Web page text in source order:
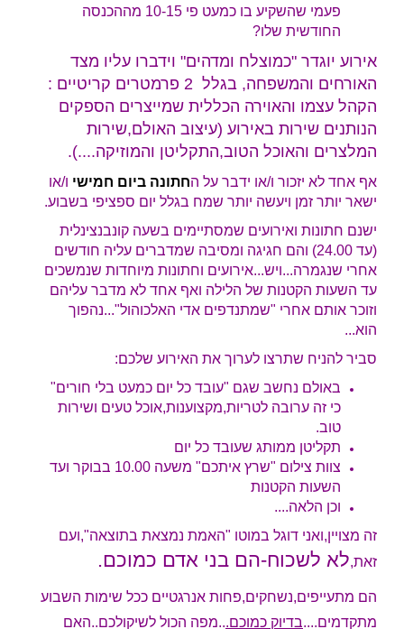
פעמי שהשקיע בו כמעט פי 10-15 מההכנסה
החודשית שלו?
אירוע יוגדר "כמוצלח ומדהים" וידברו עליו מצד
האורחים והמשפחה, בגלל 2 פרמטרים קריטיים :
הקהל עצמו והאוירה הכללית שמייצרים הספקים
הנותנים שירות באירוע (עיצוב האולם,שירות
המלצרים והאוכל הטוב,התקליטן והמוזיקה....).
אף אחד לא יזכור ו/או ידבר על החתונה ביום חמישי ו/או
ישאר יותר זמן ויעשה יותר שמח בגלל יום ספציפי בשבוע.
ישנם חתונות ואירועים שמסתיימים בשעה קונבנצינלית
(עד 24.00) והם חגיגה ומסיבה שמדברים עליה חודשים
אחרי שנגמרה...ויש...אירועים וחתונות מיוחדות שנמשכים
עד השעות הקטנות של הלילה ואף אחד לא מדבר עליהם
וזוכר אותם אחרי "שמתנדפים אדי האלכוהול"...נהפוך
הוא...
סביר להניח שתרצו לערוך את האירוע שלכם:
באולם נחשב שגם "עובד כל יום כמעט בלי חורים"
כי זה ערובה לטריות,מקצוענות,אוכל טעים ושירות
טוב.
תקליטן ממותג שעובד כל יום
צוות צילום "שרץ איתכם" משעה 10.00 בבוקר ועד
השעות הקטנות
וכן הלאה....
זה מצויין,ואני דוגל במוטו "האמת נמצאת בתוצאה",ועם
זאת,לא לשכוח-הם בני אדם כמוכם.
הם מתעייפים,נשחקים,פחות אנרגטיים ככל שימות השבוע
מתקדמים....בדיוק כמוכם...מפה הכול לשיקולכם..האם